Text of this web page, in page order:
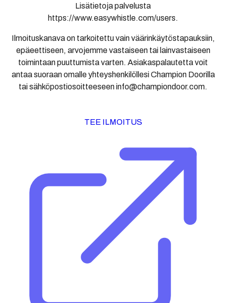
Lisätietoja palvelusta
https://www.easywhistle.com/users.
Ilmoituskanava on tarkoitettu vain väärinkäytöstapauksiin,
epäeettiseen, arvojemme vastaiseen tai lainvastaiseen
toimintaan puuttumista varten. Asiakaspalautetta voit
antaa suoraan omalle yhteyshenkilöllesi Champion Doorilla
tai sähköpostiosoitteeseen info@championdoor.com.
TEE ILMOITUS